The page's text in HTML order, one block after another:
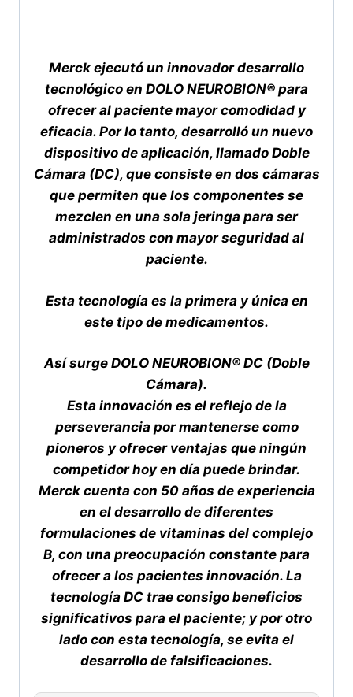
Merck ejecutó un innovador desarrollo
tecnológico en DOLO NEUROBION® para
ofrecer al paciente mayor comodidad y
eficacia. Por lo tanto, desarrolló un nuevo
dispositivo de aplicación, llamado Doble
Cámara (DC), que consiste en dos cámaras
que permiten que los componentes se
mezclen en una sola jeringa para ser
administrados con mayor seguridad al
paciente.
Esta tecnología es la primera y única en
este tipo de medicamentos.
Así surge DOLO NEUROBION® DC (Doble
Cámara).
Esta innovación es el reflejo de la
perseverancia por mantenerse como
pioneros y ofrecer ventajas que ningún
competidor hoy en día puede brindar.
Merck cuenta con 50 años de experiencia
en el desarrollo de diferentes
formulaciones de vitaminas del complejo
B, con una preocupación constante para
ofrecer a los pacientes innovación. La
tecnología DC trae consigo beneficios
significativos para el paciente; y por otro
lado con esta tecnología, se evita el
desarrollo de falsificaciones.